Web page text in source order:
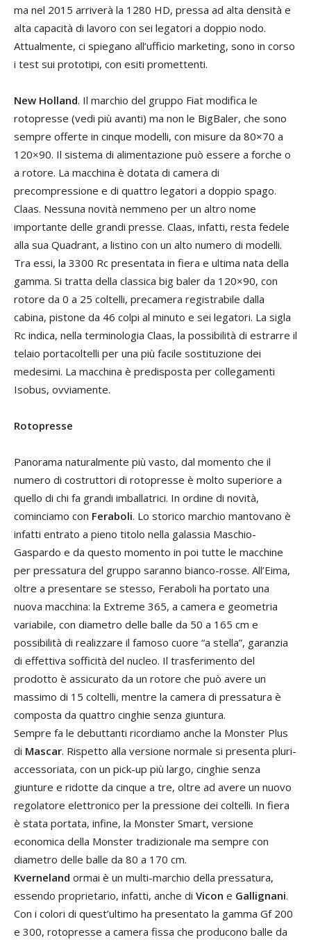
ma nel 2015 arriverà la 1280 HD, pressa ad alta densità e
alta capacità di lavoro con sei legatori a doppio nodo.
Attualmente, ci spiegano all’ufficio marketing, sono in corso
i test sui prototipi, con esiti promettenti.
New Holland. Il marchio del gruppo Fiat modifica le
rotopresse (vedi più avanti) ma non le BigBaler, che sono
sempre offerte in cinque modelli, con misure da 80×70 a
120×90. Il sistema di alimentazione può essere a forche o
a rotore. La macchina è dotata di camera di
precompressione e di quattro legatori a doppio spago.
Claas. Nessuna novità nemmeno per un altro nome
importante delle grandi presse. Claas, infatti, resta fedele
alla sua Quadrant, a listino con un alto numero di modelli.
Tra essi, la 3300 Rc presentata in fiera e ultima nata della
gamma. Si tratta della classica big baler da 120×90, con
rotore da 0 a 25 coltelli, precamera registrabile dalla
cabina, pistone da 46 colpi al minuto e sei legatori. La sigla
Rc indica, nella terminologia Claas, la possibilità di estrarre il
telaio portacoltelli per una più facile sostituzione dei
medesimi. La macchina è predisposta per collegamenti
Isobus, ovviamente.
Rotopresse
Panorama naturalmente più vasto, dal momento che il
numero di costruttori di rotopresse è molto superiore a
quello di chi fa grandi imballatrici. In ordine di novità,
cominciamo con Feraboli. Lo storico marchio mantovano è
infatti entrato a pieno titolo nella galassia Maschio-
Gaspardo e da questo momento in poi tutte le macchine
per pressatura del gruppo saranno bianco-rosse. All’Eima,
oltre a presentare se stesso, Feraboli ha portato una
nuova macchina: la Extreme 365, a camera e geometria
variabile, con diametro delle balle da 50 a 165 cm e
possibilità di realizzare il famoso cuore “a stella”, garanzia
di effettiva sofficità del nucleo. Il trasferimento del
prodotto è assicurato da un rotore che può avere un
massimo di 15 coltelli, mentre la camera di pressatura è
composta da quattro cinghie senza giuntura.
Sempre fa le debuttanti ricordiamo anche la Monster Plus
di Mascar. Rispetto alla versione normale si presenta pluri-
accessoriata, con un pick-up più largo, cinghie senza
giunture e ridotte da cinque a tre, oltre ad avere un nuovo
regolatore elettronico per la pressione dei coltelli. In fiera
è stata portata, infine, la Monster Smart, versione
economica della Monster tradizionale ma sempre con
diametro delle balle da 80 a 170 cm.
Kverneland ormai è un multi-marchio della pressatura,
essendo proprietario, infatti, anche di Vicon e Gallignani.
Con i colori di quest’ultimo ha presentato la gamma Gf 200
e 300, rotopresse a camera fissa che producono balle da